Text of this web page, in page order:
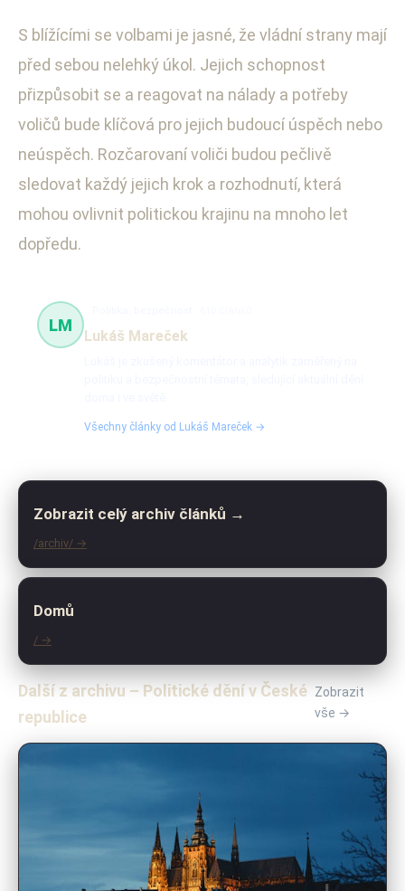
S blížícími se volbami je jasné, že vládní strany mají
před sebou nelehký úkol. Jejich schopnost
přizpůsobit se a reagovat na nálady a potřeby
voličů bude klíčová pro jejich budoucí úspěch nebo
neúspěch. Rozčarovaní voliči budou pečlivě
sledovat každý jejich krok a rozhodnutí, která
mohou ovlivnit politickou krajinu na mnoho let
dopředu.
LM
Lukáš Mareček
Všechny články od Lukáš Mareček →
Zobrazit celý archiv článků →
/archiv/ →
Domů
/ →
Další z archivu – Politické dění v České
republice
Zobrazit
vše →